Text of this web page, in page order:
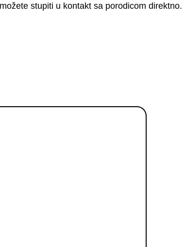
stupiti u kontakt sa porodicom direktno.